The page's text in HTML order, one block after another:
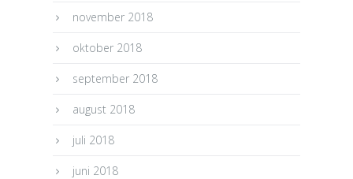
november 2018
oktober 2018
september 2018
august 2018
juli 2018
juni 2018